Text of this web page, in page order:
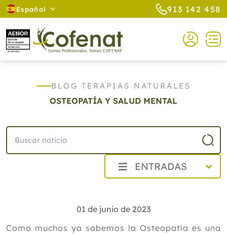
Español 913 142 458
BLOG TERAPIAS NATURALES
OSTEOPATÍA Y SALUD MENTAL
ENTRADAS
2025
2024
01 de junio de 2023
Como muchos ya sabemos la Osteopatía es una